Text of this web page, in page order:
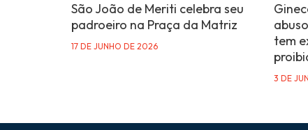
São João de Meriti celebra seu
padroeiro na Praça da Matriz
17 DE JUNHO DE 2026
tem
3 DE